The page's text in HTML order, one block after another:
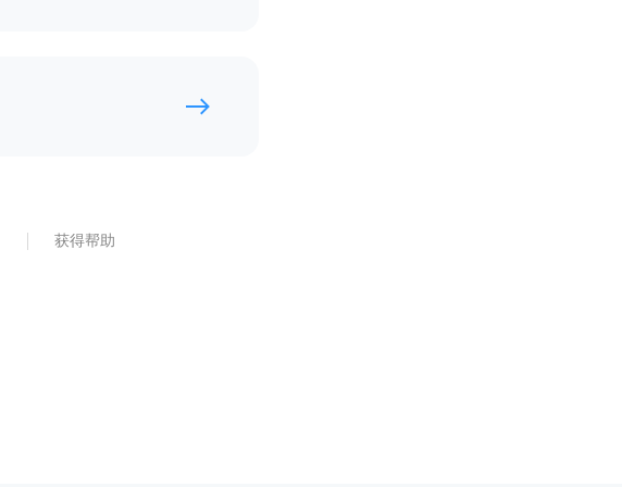
获得帮助